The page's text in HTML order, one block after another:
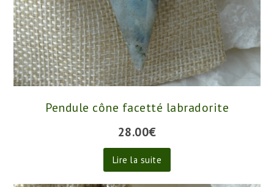
Pendule cône facetté labradorite
28.00€
Lire la suite